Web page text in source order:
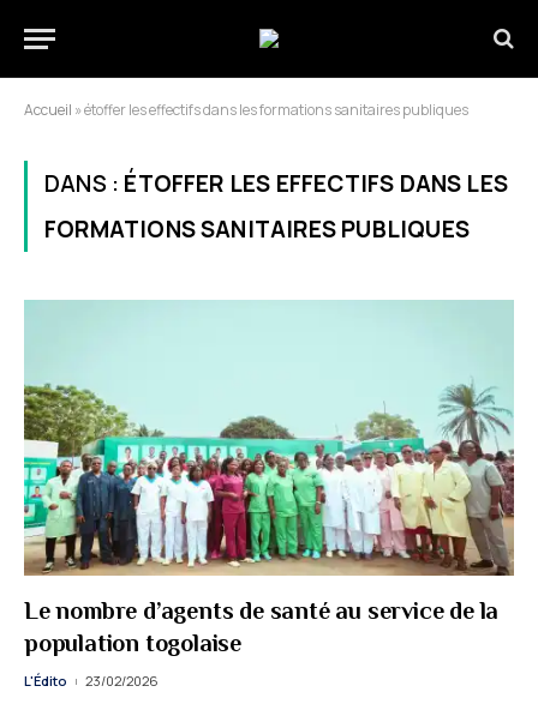
Accueil »étoffer les effectifs dans les formations sanitaires publiques
DANS : ÉTOFFER LES EFFECTIFS DANS LES
FORMATIONS SANITAIRES PUBLIQUES
Le nombre d’agents de santé au service de la
population togolaise
L'Édito 23/02/2026